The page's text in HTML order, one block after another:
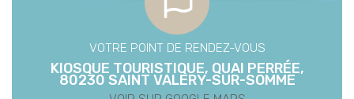
VOTRE POINT DE RENDEZ-VOUS
KIOSQUE TOURISTIQUE, QUAI PERRÉE,
80230 SAINT VALERY-SUR-SOMME